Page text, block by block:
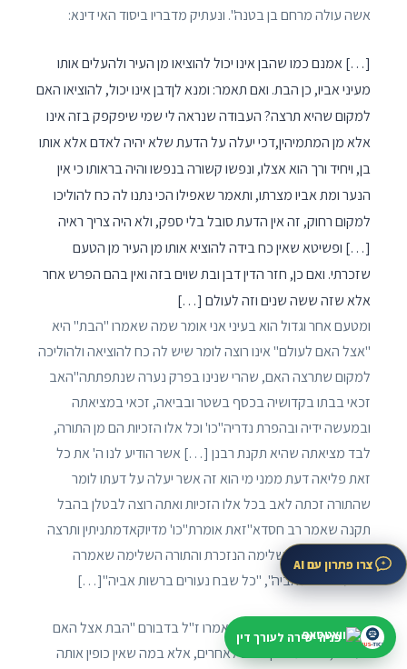
אשה עולה מרחם בן בטנה". ונעתיק מדבריו ביסוד האי דינא:
[…] אמנם כמו שהבן אינו יכול להוציאו מן העיר ולהעלים אותו
מעיני אביו, כן הבת. ואם תאמר: ומנא לןדבן אינו יכול, להוציאו האם
למקום שהיא תרצה? העבודה שנראה לי שמי שיפקפק בזה אינו
אלא מן המתמיהין,דכי יעלה על הדעת שלא יהיה לאדם אלא אותו
בן, ויחיד ורך הוא אצלו, ונפשו קשורה בנפשו והיה בראותו כי אין
הנער ומת אביו מצרתו, ותאמר שאפילו הכי נתנו לה כח להוליכו
למקום רחוק, זה אין הדעת סובל בלי ספק, ולא היה צריך ראיה
[…] ופשיטא שאין כח בידה להוציא אותו מן העיר מן הטעם
שזכרתי. ואם כן, חזר הדין דבן ובת שוים בזה ואין בהם הפרש אחר
אלא שזה ששה שנים וזה לעולם […]
ומטעם אחר וגדול הוא בעיני אני אומר שמה שאמרו "הבת" היא
"אצל האם לעולם" אינו רוצה לומר שיש לה כח להוציאה ולהוליכה
למקום שתרצה האם, שהרי שנינו בפרק נערה שנתפתתה"האב
זכאי בבתו בקדושיה בכסף בשטר ובביאה, זכאי במציאתה
ובמעשה ידיה ובהפרת נדריה"כו' וכל אלו הזכיות הם מן התורה,
לבד מציאתה שהיא תקנת רבנן […] אשר הודיע לנו ה' את כל
זאת פליאה דעת ממני מי הוא זה אשר יעלה על דעתו לומר
שהתורה זכתה לאב בכל אלו הזכיות ואתה רוצה לבטלן בהבל
תקנה שאמר רב חסדא"זאת אומרת"כו' מדיוקאדמתניתין ותרצה
לבטל המשנה השלימה הנזכרת והתורה השלימה שאמרה
"בנעוריה בית אביה", "כל שבח נעורים ברשות אביה"[…]
וכללאדמלתא כי כל זכות שאמרו ז"ל בדבורם "הבת אצל האם
לעולם", לא אמרו כן לחוב לאחרים, אלא במה שאין כופין אותה
צרו פתרון עם AI
פניה ישירה לעורך דין